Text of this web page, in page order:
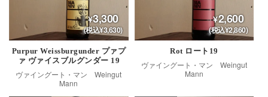
3,300
(税込¥3,630)
Purpur Weissburgunder プァプ
ァ ヴァイスブルグンダー 19
ヴァイングート・マン Weingut
Mann
2,600
(税込¥2,860)
Rot ロート19
ヴァイングート・マン Weingut
Mann